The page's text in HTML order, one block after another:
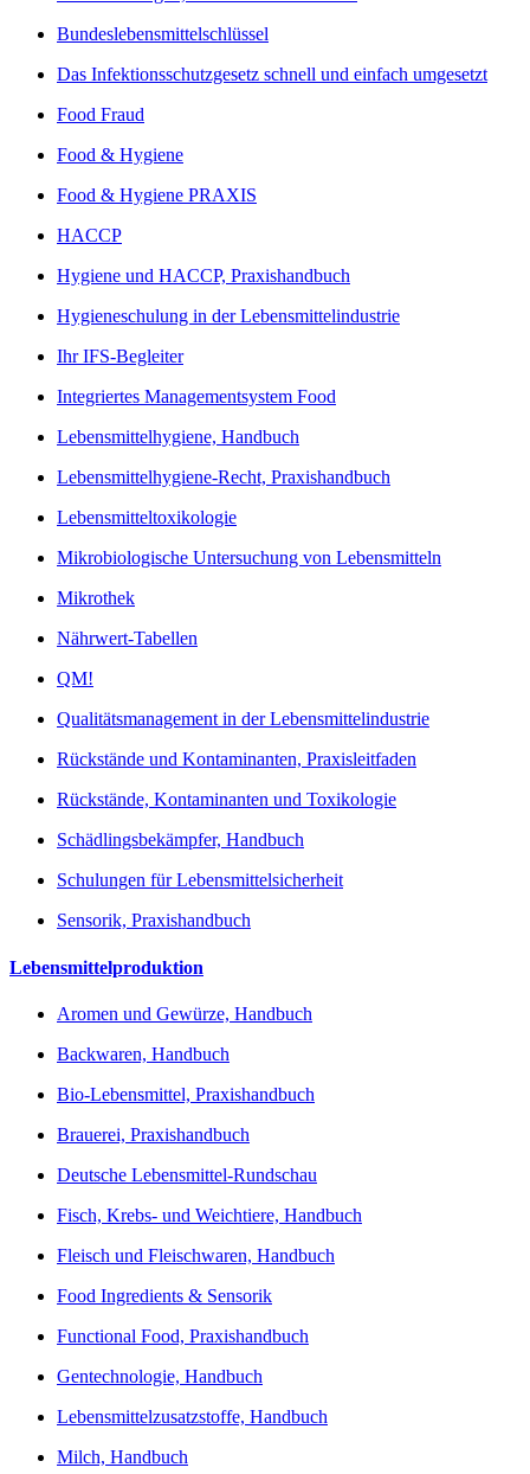
Bundeslebensmittelschlüssel
Das Infektionsschutzgesetz schnell und einfach umgesetzt
Food Fraud
Food & Hygiene
Food & Hygiene PRAXIS
HACCP
Hygiene und HACCP, Praxishandbuch
Hygieneschulung in der Lebensmittelindustrie
Ihr IFS-Begleiter
Integriertes Managementsystem Food
Lebensmittelhygiene, Handbuch
Lebensmittelhygiene-Recht, Praxishandbuch
Lebensmitteltoxikologie
Mikrobiologische Untersuchung von Lebensmitteln
Mikrothek
Nährwert-Tabellen
QM!
Qualitätsmanagement in der Lebensmittelindustrie
Rückstände und Kontaminanten, Praxisleitfaden
Rückstände, Kontaminanten und Toxikologie
Schädlingsbekämpfer, Handbuch
Schulungen für Lebensmittelsicherheit
Sensorik, Praxishandbuch
Lebensmittelproduktion
Aromen und Gewürze, Handbuch
Backwaren, Handbuch
Bio-Lebensmittel, Praxishandbuch
Brauerei, Praxishandbuch
Deutsche Lebensmittel-Rundschau
Fisch, Krebs- und Weichtiere, Handbuch
Fleisch und Fleischwaren, Handbuch
Food Ingredients & Sensorik
Functional Food, Praxishandbuch
Gentechnologie, Handbuch
Lebensmittelzusatzstoffe, Handbuch
Milch, Handbuch